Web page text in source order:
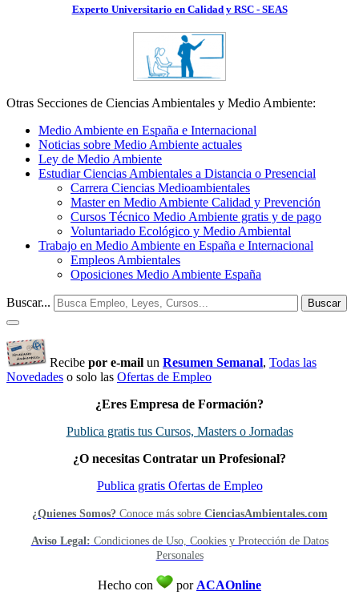
Experto Universitario en Calidad y RSC - SEAS
Otras Secciones de Ciencias Ambientales y Medio Ambiente:
Medio Ambiente en España e Internacional
Noticias sobre Medio Ambiente actuales
Ley de Medio Ambiente
Estudiar Ciencias Ambientales a Distancia o Presencial
Carrera Ciencias Medioambientales
Master en Medio Ambiente Calidad y Prevención
Cursos Técnico Medio Ambiente gratis y de pago
Voluntariado Ecológico y Medio Ambiental
Trabajo en Medio Ambiente en España e Internacional
Empleos Ambientales
Oposiciones Medio Ambiente España
Buscar... Buscar
Recibe por e-mail un Resumen Semanal, Todas las
Novedades o solo las Ofertas de Empleo
¿Eres Empresa de Formación?
Publica gratis tus Cursos, Masters o Jornadas
¿O necesitas Contratar un Profesional?
Publica gratis Ofertas de Empleo
¿Quienes Somos? Conoce más sobre CienciasAmbientales.com
Aviso Legal: Condiciones de Uso, Cookies y Protección de Datos
Personales
Hecho con por ACAOnline